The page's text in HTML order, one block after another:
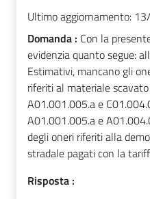
Ultimo aggiornamento:
Domanda : Con la
evidenzia quanto segue:
Estimativi, mancano gli
riferiti al materiale
A01.001.005.a e
A01.001.005.a e
degli oneri riferiti alla
stradale pagati con la
Risposta :